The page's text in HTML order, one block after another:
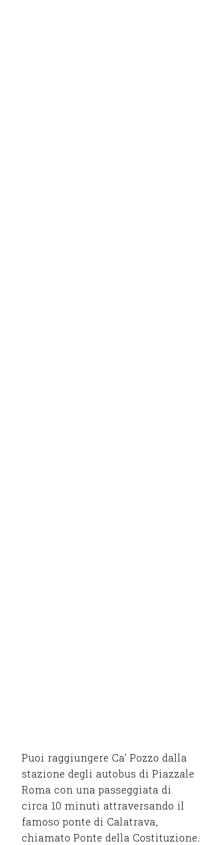
Puoi raggiungere Ca’ Pozzo dalla
stazione degli autobus di Piazzale
Roma con una passeggiata di
circa 10 minuti attraversando il
famoso ponte di Calatrava,
chiamato Ponte della Costituzione.